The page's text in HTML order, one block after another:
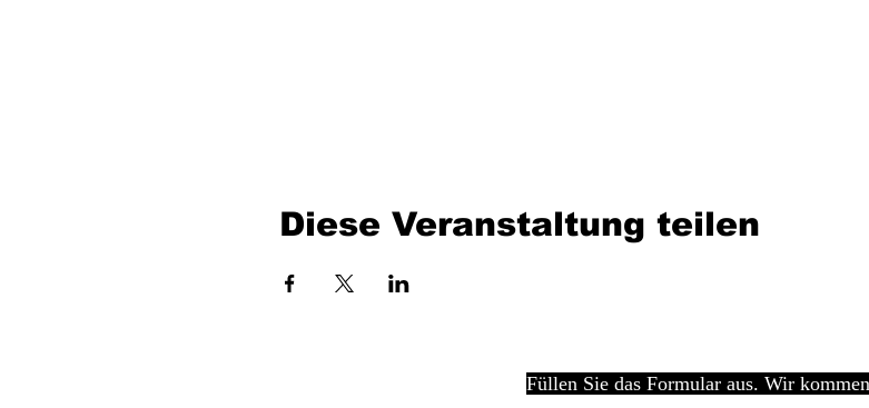
Diese Veranstaltung teilen
Füllen Sie das Formular aus. Wir